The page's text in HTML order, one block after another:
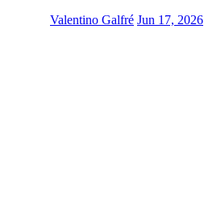
Valentino Galfré Jun 17, 2026